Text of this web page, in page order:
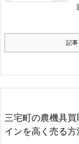
記
三宅町の農機具
インを高く売る方